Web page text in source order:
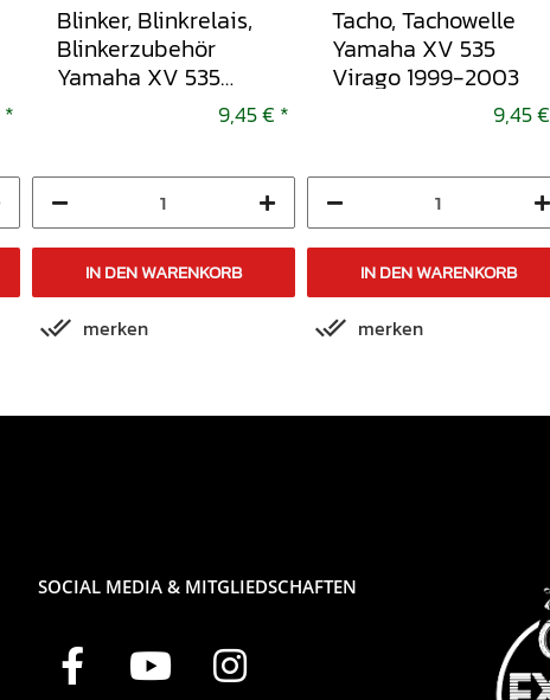
*
Blinker, Blinkrelais,
Blinkerzubehör
Yamaha XV 535
Virago 1999-20039,45 € *
IN DEN WARENKORB
merken
Tacho, Tachowelle
Yamaha XV 535
Virago 1999-2003
9,45 €
IN DEN WARENKORB
merken
SOCIAL MEDIA & MITGLIEDSCHAFTEN